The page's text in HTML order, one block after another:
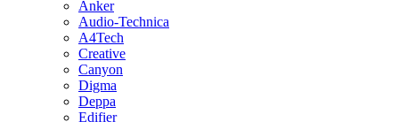
Anker
Audio-Technica
A4Tech
Creative
Canyon
Digma
Deppa
Edifier